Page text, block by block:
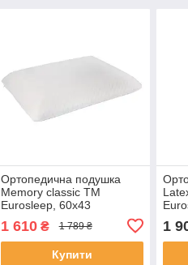
Ортопедична подушка
Memory classic TM
Eurosleep, 60х43
1 610₴ 1 789 ₴
Купити
1